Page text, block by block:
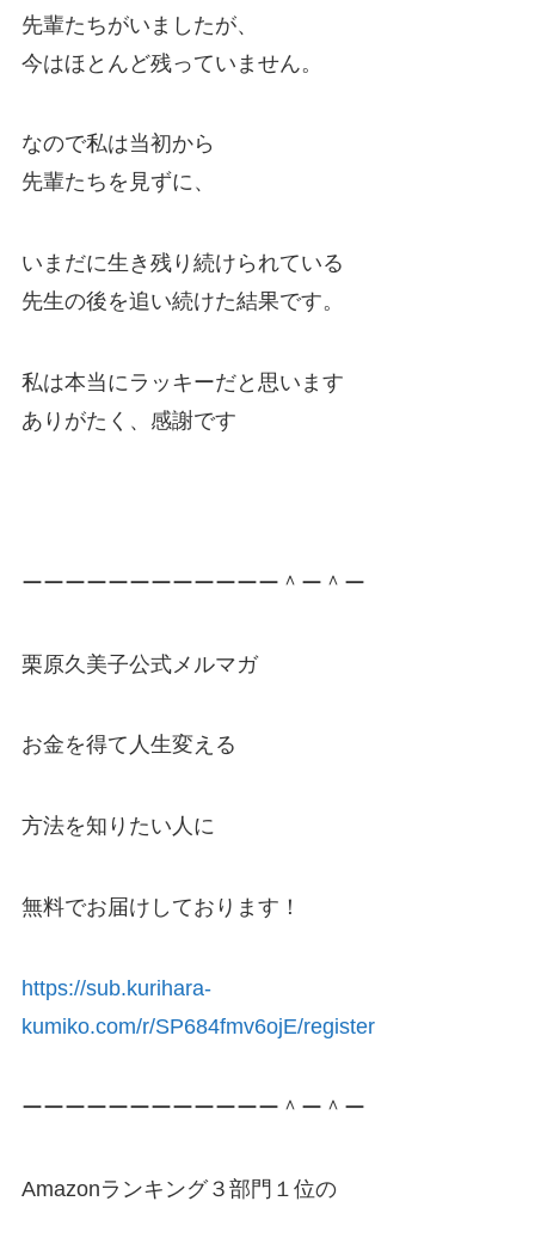
先輩たちがいましたが、
今はほとんど残っていません。
なので私は当初から
先輩たちを見ずに、
いまだに生き残り続けられている
先生の後を追い続けた結果です。
私は本当にラッキーだと思います
ありがたく、感謝です
ーーーーーーーーーーーー＾ー＾ー
栗原久美子公式メルマガ
お金を得て人生変える
方法を知りたい人に
無料でお届けしております！
https://sub.kurihara-
kumiko.com/r/SP684fmv6ojE/register
ーーーーーーーーーーーー＾ー＾ー
Amazonランキング３部門１位の